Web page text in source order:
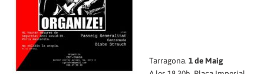
Tarragona. 1 de Maig